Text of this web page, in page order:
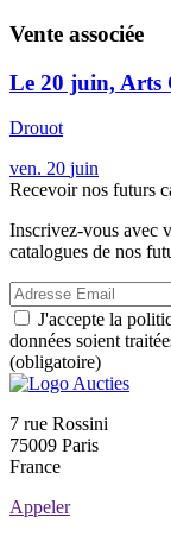
Vente associée
Le 20 juin, Arts
Drouot
ven. 20 juin
Recevoir nos futurs
Inscrivez-vous avec
catalogues de nos
J'accepte la
données soient
(obligatoire)
7 rue Rossini
75009 Paris
France
Appeler